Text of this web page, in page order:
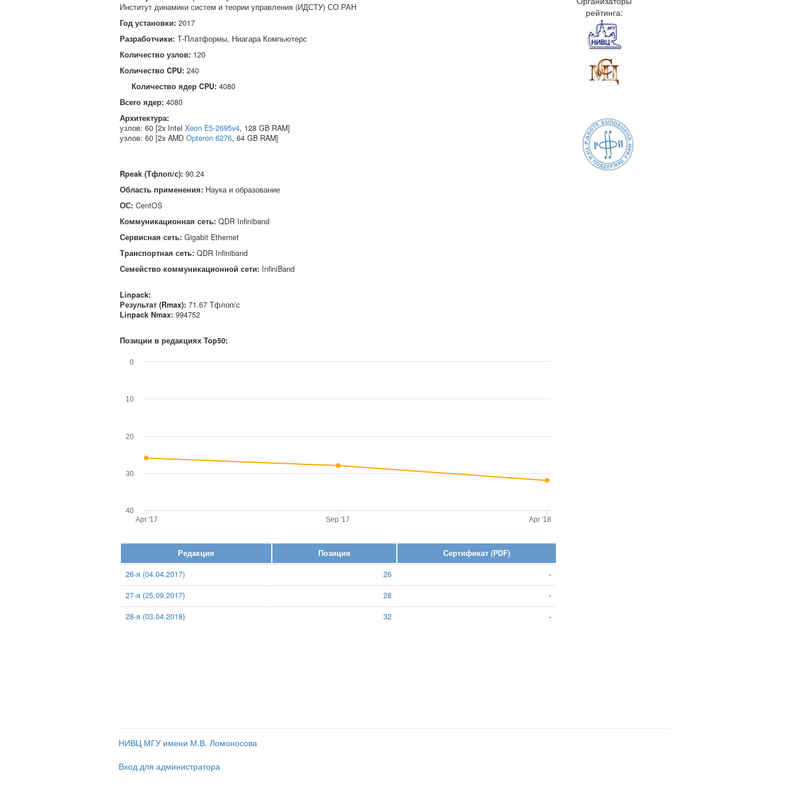
Институт динамики систем и теории управления (ИДСТУ) СО РАН
Год установки: 2017
Разработчики: Т‑Платформы, Ниагара Компьютерс
Количество узлов: 120
Количество CPU: 240
Количество ядер CPU: 4080
Всего ядер: 4080
Архитектура:
узлов: 60 [2x Intel Xeon E5-2695v4, 128 GB RAM]
узлов: 60 [2x AMD Opteron 6276, 64 GB RAM]
Rpeak (Тфлоп/с): 90.24
Область применения: Наука и образование
ОС: CentOS
Коммуникационная сеть: QDR Infiniband
Сервисная сеть: Gigabit Ethernet
Транспортная сеть: QDR Infiniband
Семейство коммуникационной сети: InfiniBand
Linpack:
Результат (Rmax): 71.67 Тфлоп/с
Linpack Nmax: 994752
Позиции в редакциях Top50:
Apr '17 Sep '17 Apr '18
0
10
20
30
40
Редакция Позиция
Сертификат (PDF)
26-я (04.04.2017)
26
-
27-я (25.09.2017)
28
-
28-я (03.04.2018)
32 -
рейтинга:
НИВЦ МГУ имени М.В. Ломоносова
Вход для администратора